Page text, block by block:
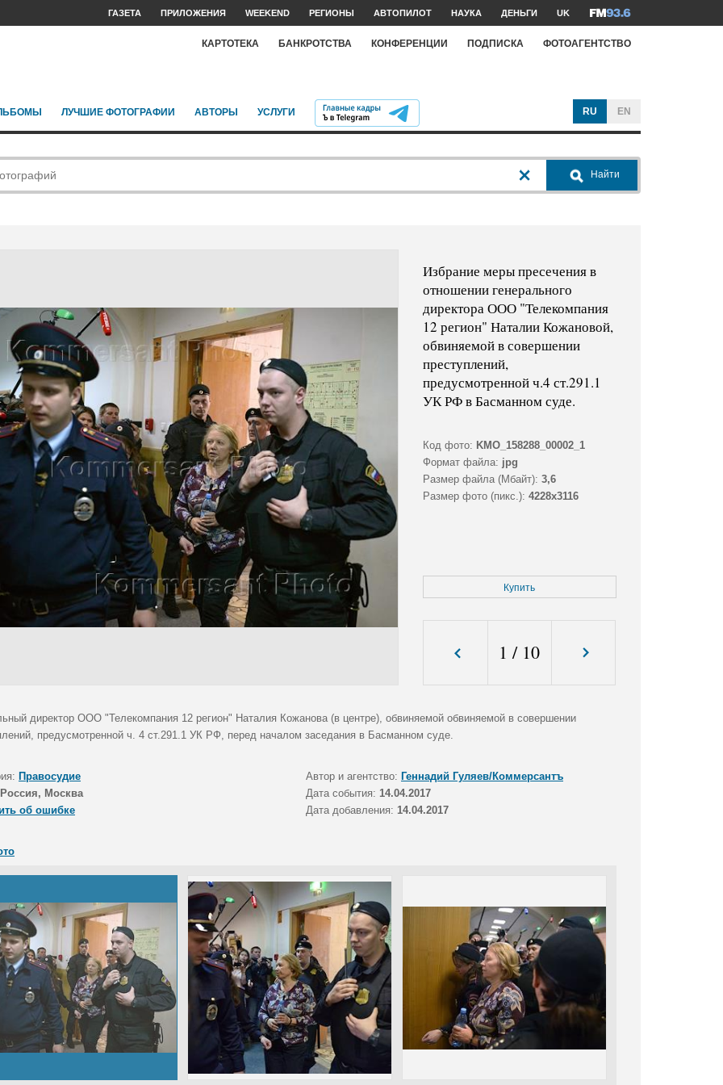
ГАЗЕТА ПРИЛОЖЕНИЯ WEEKEND РЕГИОНЫ АВТОПИЛОТ НАУКА ДЕНЬГИ UK
КАРТОТЕКА БАНКРОТСТВА КОНФЕРЕНЦИИ ПОДПИСКА ФОТОАГЕНТСТВО
ЛУЧШИЕ ФОТОГРАФИИ АВТОРЫ УСЛУГИ RU EN
Найти
Избрание меры пресечения в
отношении генерального
директора ООО "Телекомпания
12 регион" Наталии Кожановой,
обвиняемой в совершении
преступлений,
предусмотренной ч.4 ст.291.1
УК РФ в Басманном суде.
Код фото: KMO_158288_00002_1
Формат файла: jpg
Размер файла (Мбайт): 3,6
Размер фото (пикс.): 4228x3116
Купить
1 / 10
директор ООО "Телекомпания 12 регион" Наталия Кожанова (в центре), обвиняемой обвиняемой в совершении
предусмотренной ч. 4 ст.291.1 УК РФ, перед началом заседания в Басманном суде.
Правосудие Автор и агентство: Геннадий Гуляев/Коммерсантъ
Россия, Москва Дата события: 14.04.2017
об ошибке
Дата добавления: 14.04.2017